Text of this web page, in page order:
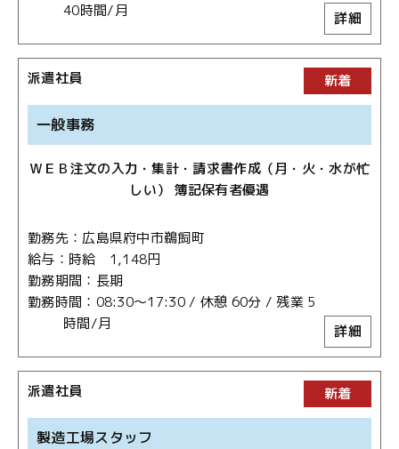
40時間/月
詳細
派遣社員 新着
一般事務
ＷＥＢ注文の入力・集計・請求書作成（月・火・水が忙
しい） 簿記保有者優遇
勤務先
広島県府中市鵜飼町
給与
時給 1,148円
勤務期間
長期
勤務時間
08:30～17:30 / 休憩 60分 / 残業 5
時間/月
詳細
派遣社員 新着
製造工場スタッフ